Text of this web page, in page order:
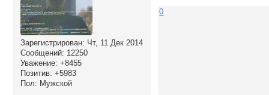
Зарегистрирован: Чт, 11 Дек 2014
Сообщений: 12250
Уважение: +8455
Позитив: +5983
Пол: Мужской
0